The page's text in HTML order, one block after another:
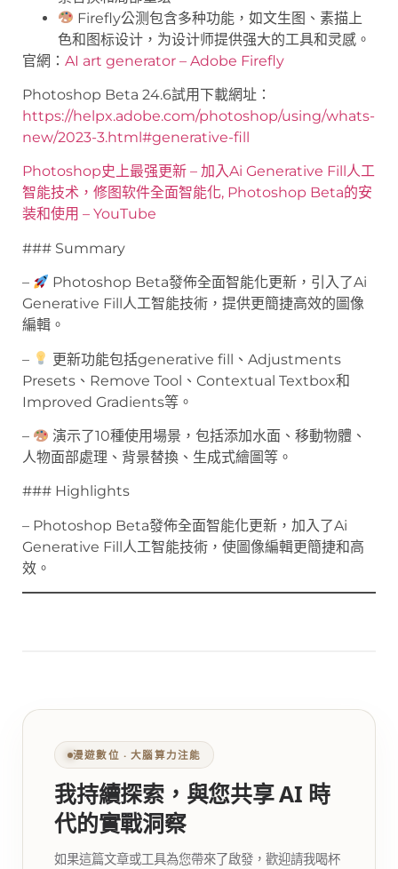
Firefly公测包含多种功能，如文生图、素描上
色和图标设计，为设计师提供强大的工具和灵感。
官網： AI art generator – Adobe Firefly
Photoshop Beta 24.6試用下載網址：
https://helpx.adobe.com/photoshop/using/whats-
new/2023-3.html#generative-fill
Photoshop史上最强更新 – 加入Ai Generative Fill人工
智能技术，修图软件全面智能化, Photoshop Beta的安
装和使用 – YouTube
### Summary
–
Photoshop Beta發佈全面智能化更新，引入了Ai
Generative Fill人工智能技術，提供更簡捷高效的圖像
編輯。
–
更新功能包括generative fill、Adjustments
Presets、Remove Tool、Contextual Textbox和
Improved Gradients等。
–
演示了10種使用場景，包括添加水面、移動物體、
人物面部處理、背景替換、生成式繪圖等。
### Highlights
– Photoshop Beta發佈全面智能化更新，加入了Ai
Generative Fill人工智能技術，使圖像編輯更簡捷和高
效。
漫遊數位 ‧ 大腦算力注能
我持續探索，與您共享 AI 時
代的實戰洞察
如果這篇文章或工具為您帶來了啟發，歡迎請我喝杯